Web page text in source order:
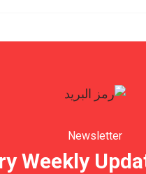
Newsletter
Weekly